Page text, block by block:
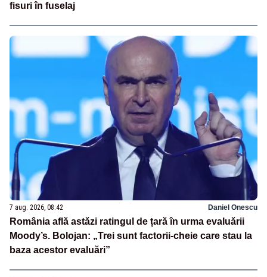
fisuri în fuselaj
7 aug. 2026, 08:42 Daniel Onescu
România află astăzi ratingul de țară în urma evaluării
Moody’s. Bolojan: „Trei sunt factorii-cheie care stau la
baza acestor evaluări”